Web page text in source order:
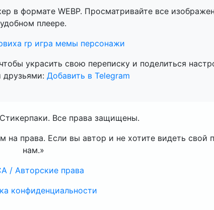
в формате WEBP. Просматривайте все
удобном плеере.
rp игра мемы персонажи
украсить свою переписку и поделиться
друзьями: Добавить в Telegram
Все права защищены.
права. Если вы автор и не хотите видеть свой
нам.»
/ Авторские права
конфиденциальности